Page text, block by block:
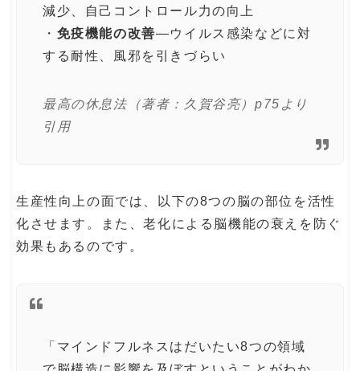
減少、自己コントロール力の向上
・ 免疫機能の改善―ウイルス感染などに対
する耐性、風邪を引きづらい
最高の休息法（著者：久賀谷亮）p75より
引用
生産性向上の面では、以下の8つの脳の部位を活性
化させます。また、老化による脳機能の衰えを防ぐ
効果もあるのです。
「マインドフルネスはだいたい8つの領域